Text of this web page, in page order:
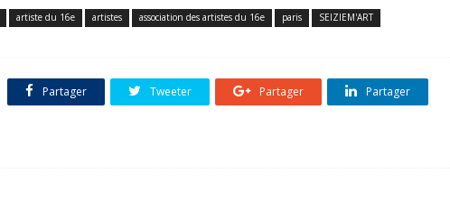
artiste du 16e artistes association des artistes du 16e paris SEIZIEM'ART
Partager Tweeter Partager Partager